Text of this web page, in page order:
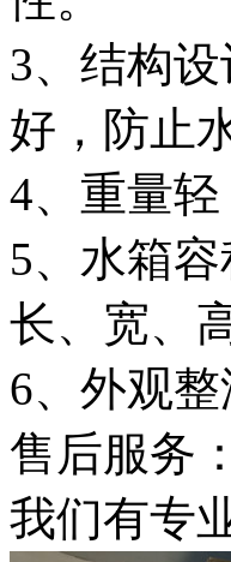
3、结构
好，防止
4、重量
5、水箱
长、宽、
6、外观
售后服务：
我们有专